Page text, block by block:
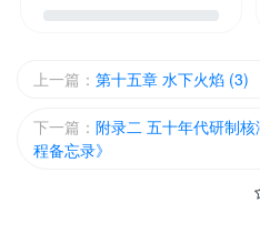
上一篇： 第十五章 水下火焰 (3)
下一篇： 附录二 五十年代研制
程备忘录》